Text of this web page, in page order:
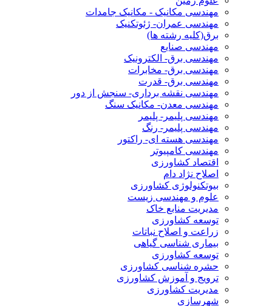
مهندسی مکانیک - مکانیک جامدات
مهندسی عمران- ژئوتکنیک
برق(کلیه رشته ها)
مهندسی صنایع
مهندسی برق- الکترونیک
مهندسی برق- مخابرات
مهندسی برق- قدرت
مهندسی نقشه برداری- سنجش از دور
مهندسی معدن- مکانیک سنگ
مهندسی پلیمر- پلیمر
مهندسی پلیمر- رنگ
مهندسی هسته ای- راکتور
مهندسی کامپیوتر
اقتصاد کشاورزی
اصلاح نژاد دام
بیوتکنولوژی کشاورزی
علوم و مهندسی زیست
مدیریت منابع خاک
توسعه کشاورزی
زراعت و اصلاح نباتات
بیماری شناسی گیاهی
توسعه کشاورزی
حشره شناسی کشاورزی
ترویج و آموزش کشاورزی
مدیریت کشاورزی
شهرسازی